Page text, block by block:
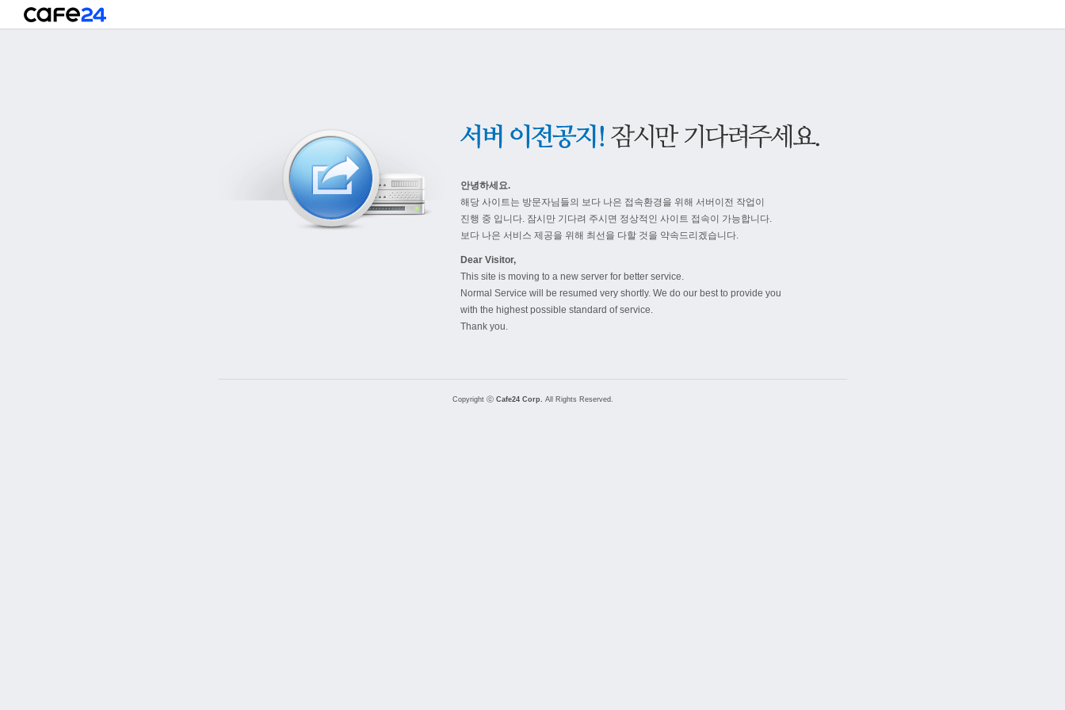
안녕하세요.
해당 사이트는 방문자님들의 보다 나은 접속환경을 위해 서버이전 작업이
진행 중 입니다. 잠시만 기다려 주시면 정상적인 사이트 접속이 가능합니다.
보다 나은 서비스 제공을 위해 최선을 다할 것을 약속드리겠습니다.
Dear Visitor,
This site is moving to a new server for better service.
Normal Service will be resumed very shortly. We do our best to provide you
with the highest possible standard of service.
Thank you.
Copyright ⓒ Cafe24 Corp. All Rights Reserved.